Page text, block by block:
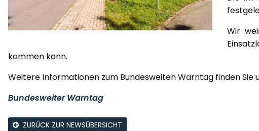
Wir
kommen kann.
Weitere Informationen zum Bundesweiten Warntag finden Sie
Bundesweiter Warntag
ZURÜCK ZUR NEWSÜBERSICHT